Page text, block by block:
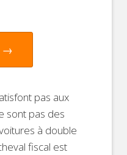
→
pas aux
sont pas des
à double
fiscal est